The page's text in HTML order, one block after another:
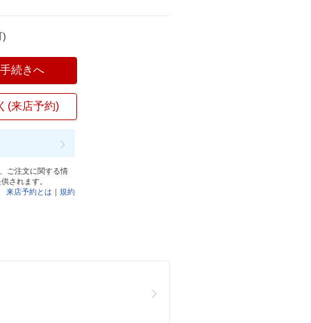
)
続きへ
(来店予約)
ご注文に関する情
されます。
来店予約とは ｜規約